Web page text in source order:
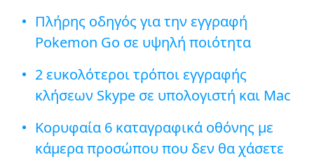
Πλήρης οδηγός για την εγγραφή
Pokemon Go σε υψηλή ποιότητα
2 ευκολότεροι τρόποι εγγραφής
κλήσεων Skype σε υπολογιστή και Mac
Κορυφαία 6 καταγραφικά οθόνης με
κάμερα προσώπου που δεν θα χάσετε